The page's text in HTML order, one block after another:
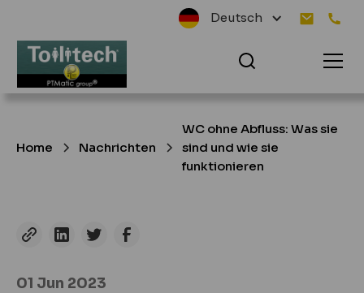
Deutsch
Home Nachrichten
WC ohne Abfluss: Was sie
sind und wie sie
funktionieren
01 Jun 2023